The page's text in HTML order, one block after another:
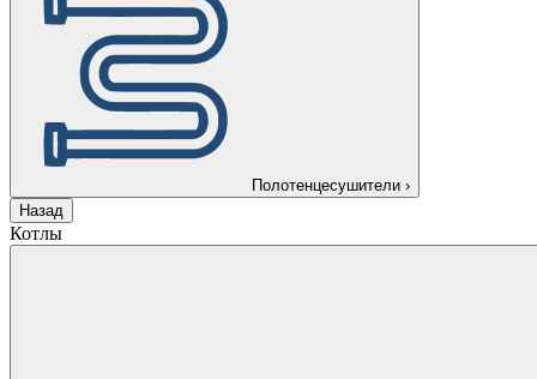
Полотенцесушители ›
Назад
Котлы